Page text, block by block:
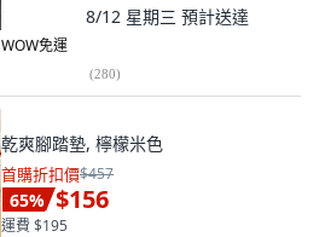
8/12 星期三 預計送達
WOW免運
(280)
乾爽腳踏墊, 檸檬米色
首購折扣價$457
65% $156
運費 $195